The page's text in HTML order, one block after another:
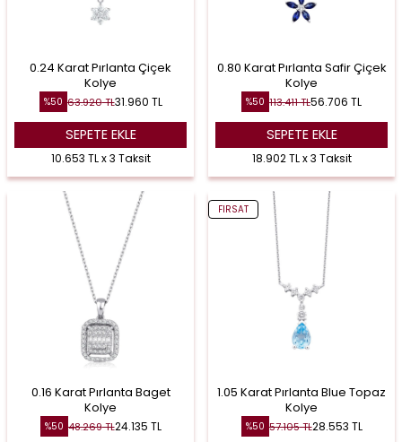
0.24 Karat Pırlanta Çiçek
Kolye
%50 63.920TL31.960 TL
SEPETE EKLE
10.653 TL x 3 Taksit
0.80 Karat Pırlanta Safir Çiçek
Kolye
%50 113.411TL56.706 TL
SEPETE EKLE
18.902 TL x 3 Taksit
0.16 Karat Pırlanta Baget
Kolye
%50 48.269TL24.135 TL
FIRSAT
1.05 Karat Pırlanta Blue Topaz
Kolye
%50 57.105TL28.553 TL